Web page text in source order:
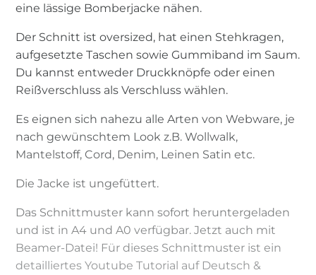
eine lässige Bomberjacke nähen.
Der Schnitt ist oversized, hat einen Stehkragen,
aufgesetzte Taschen sowie Gummiband im Saum.
Du kannst entweder Druckknöpfe oder einen
Reißverschluss als Verschluss wählen.
Es eignen sich nahezu alle Arten von Webware, je
nach gewünschtem Look z.B. Wollwalk,
Mantelstoff, Cord, Denim, Leinen Satin etc.
Die Jacke ist ungefüttert.
Das Schnittmuster kann sofort heruntergeladen
und ist in A4 und A0 verfügbar. Jetzt auch mit
Beamer-Datei! Für dieses Schnittmuster ist ein
detailliertes Youtube Tutorial auf Deutsch &